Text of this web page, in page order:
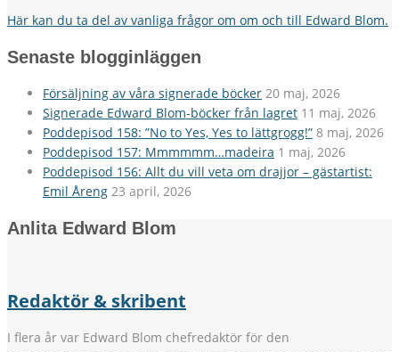
Här kan du ta del av vanliga frågor om om och till Edward Blom.
Senaste blogginläggen
Försäljning av våra signerade böcker 20 maj, 2026
Signerade Edward Blom-böcker från lagret 11 maj, 2026
Poddepisod 158: ”No to Yes, Yes to lättgrogg!” 8 maj, 2026
Poddepisod 157: Mmmmmm…madeira 1 maj, 2026
Poddepisod 156: Allt du vill veta om drajjor – gästartist:
Emil Åreng 23 april, 2026
Anlita Edward Blom
Redaktör & skribent
I flera år var Edward Blom chefredaktör för den